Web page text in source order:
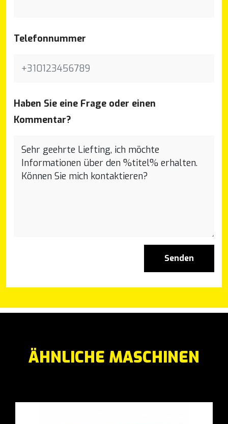
Telefonnummer
Haben Sie eine Frage oder einen
Kommentar?
Senden
ÄHNLICHE MASCHINEN